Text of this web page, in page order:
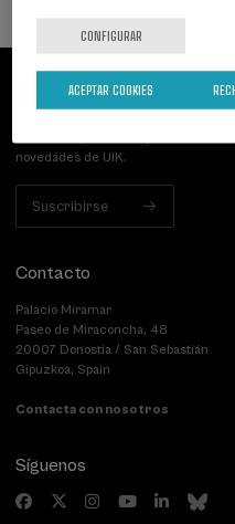
Suscríbete a nuestro
novedades de UIK.
Suscribirse
Contacto
Palacio Miramar
Paseo de Miraconcha, 48
20007 Donostia / San Sebastián
Gipuzkoa, Spain
Contacta con nosotros
Síguenos
CONFIGURAR
ACEPTAR COOKIES